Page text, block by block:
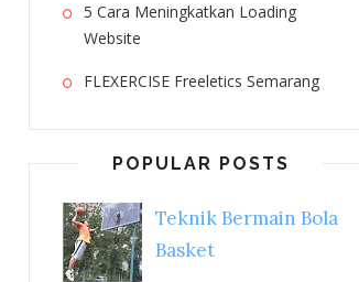
5 Cara Meningkatkan Loading
Website
FLEXERCISE Freeletics Semarang
POPULAR POSTS
Teknik Bermain Bola
Basket